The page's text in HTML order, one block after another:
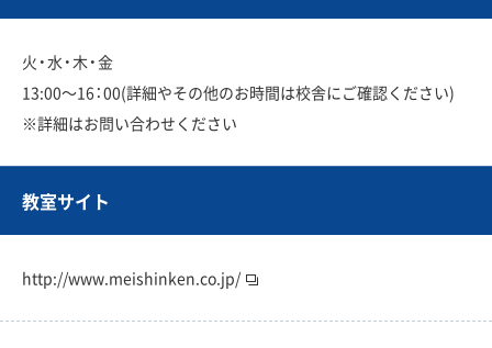
火・水・木・金
13:00〜16：00(詳細やその他のお時間は校舎にご確認ください)
※詳細はお問い合わせください
教室サイト
http://www.meishinken.co.jp/